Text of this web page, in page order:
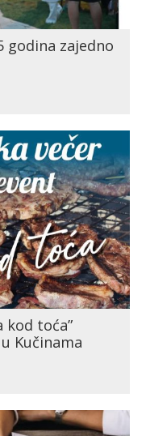
godina zajedno
kod toća”
Kučinama